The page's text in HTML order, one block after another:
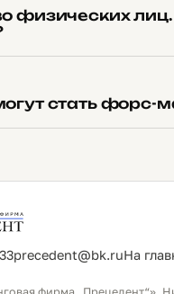
физических
стать форс-
precedent@bk.ruНа